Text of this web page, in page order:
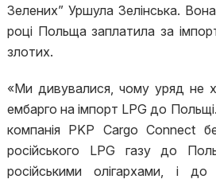
Зелених” Уршула Зелінська.
році Польща заплатила за
злотих.
«Ми дивувалися, чому уряд не
ембарго на імпорт LPG до
компанія PKP Cargo Connect
російського LPG газу до
російськими олігархами, і